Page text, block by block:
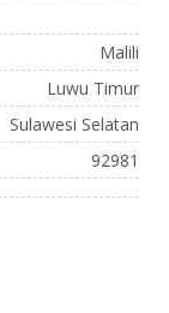
Malili
Luwu Timur
Sulawesi Selatan
92981